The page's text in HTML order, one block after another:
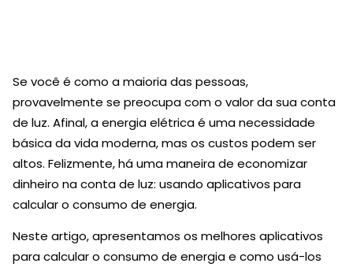
Se você é como a maioria das pessoas,
provavelmente se preocupa com o valor da sua conta
de luz. Afinal, a energia elétrica é uma necessidade
básica da vida moderna, mas os custos podem ser
altos. Felizmente, há uma maneira de economizar
dinheiro na conta de luz: usando aplicativos para
calcular o consumo de energia.
Neste artigo, apresentamos os melhores aplicativos
para calcular o consumo de energia e como usá-los